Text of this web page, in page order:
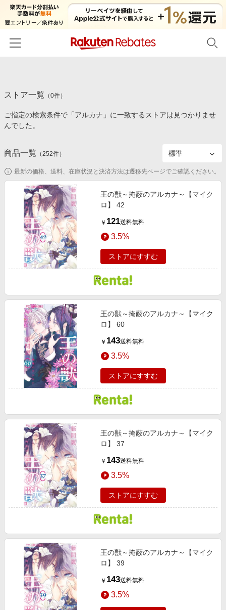
カテゴリー一覧
百貨店・総合ECモール
食品・スイーツ・お酒
コスメ・健康・医薬品
キッズ・ベビー用品
家電・PC・スマホ・カメラ
エンタメ
スポーツ・アウトドア・ゴルフ
インテリア・寝具
旅行・レジャー・ホテル予約
生活・お役立ち
金融・マネー・保険
デジタルコンテンツ
ビジネス・その他サービス
イベント一覧
初回購入者限定特典
対象ストア新規限定特典
新着ストアのご紹介
電子書籍特集
楽天ペイ導入ストア
楽天サービス特集
旅行特集
わくわく夏特集
Apple公式サイト×楽天カード分割払い
Qoo10メガポ
Samsung ボーナスキャンペーン
週末の高還元 夏の長期版
楽天IDでログイン/会員登録
ストア一覧 （0件）
ご指定の検索条件で「アルカナ」に一致するストアは見つかりませ
んでした。
商品一覧 （252件）
最新の価格、送料、在庫状況と決済方法は遷移先ページでご確認ください。
王の獣～掩蔽のアルカナ～【マイク
ロ】 42
￥ 121送料無料
3.5%
ストアにすすむ
王の獣～掩蔽のアルカナ～【マイク
ロ】 60
￥ 143送料無料
3.5%
ストアにすすむ
王の獣～掩蔽のアルカナ～【マイク
ロ】 37
￥ 143送料無料
3.5%
ストアにすすむ
王の獣～掩蔽のアルカナ～【マイク
ロ】 39
￥ 143送料無料
3.5%